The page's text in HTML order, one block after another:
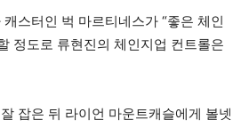
스터인 벅 마르티네스가 “좋은 체인
정도로 류현진의 체인지업 컨트롤은
잡은 뒤 라이언 마운트캐슬에게 볼넷